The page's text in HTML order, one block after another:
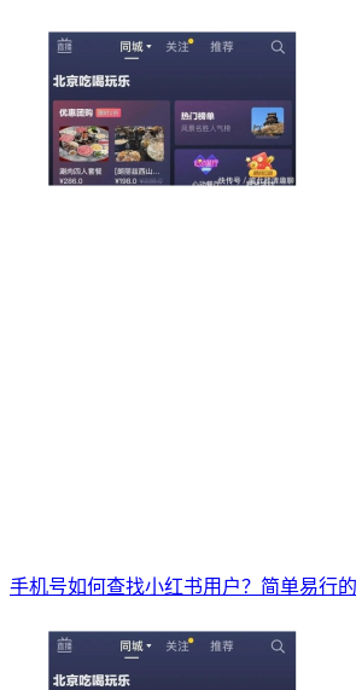
手机号如何查找小红书用户？简单易行